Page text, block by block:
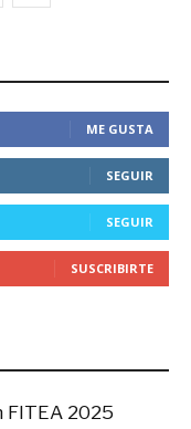
ME GUSTA
SEGUIR
SEGUIR
SUSCRIBIRTE
2025